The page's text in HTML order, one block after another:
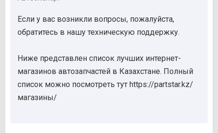
Если у вас возникли вопросы, пожалуйста,
обратитесь в нашу техническую поддержку.
Ниже представлен список лучших интернет-
магазинов автозапчастей в Казахстане. Полный
список можно посмотреть тут https://partstar.kz/
магазины/